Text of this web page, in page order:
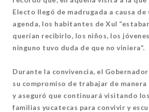
Electo llegó de madrugada a causa de
agenda, los habitantes de Xul
querían recibirlo, los niños, los
ninguno tuvo duda de que no viniera”.
Durante la convivencia, el
su compromiso de trabajar de manera
y aseguró que continuará visitando
familias yucatecas para convivir y